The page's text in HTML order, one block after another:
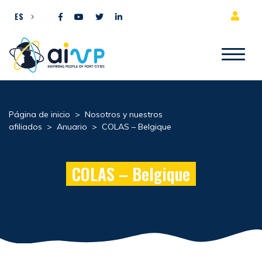
ES
Página de inicio > Nosotros y nuestros
afiliados > Anuario > COLAS – Belgique
COLAS – Belgique